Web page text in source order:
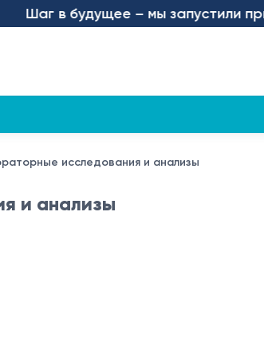
Шаг в будущее – мы запустили
исследования и анализы
и анализы